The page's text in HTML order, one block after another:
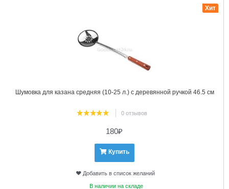
Шумовка для казана средняя (10-25 л.) с деревянной ручкой 46.5 см
0 отзывов
Хит
180₽
Купить
Добавить в список желаний
В наличии на складе